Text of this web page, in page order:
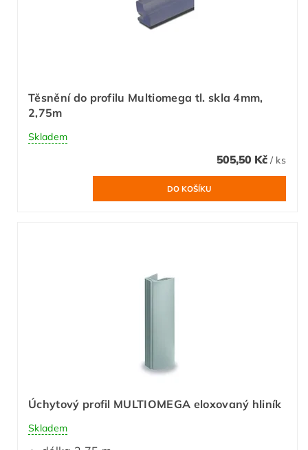
Těsnění do profilu Multiomega tl. skla 4mm,
2,75m
Skladem
505,50 Kč / ks
Úchytový profil MULTIOMEGA eloxovaný hliník
Skladem